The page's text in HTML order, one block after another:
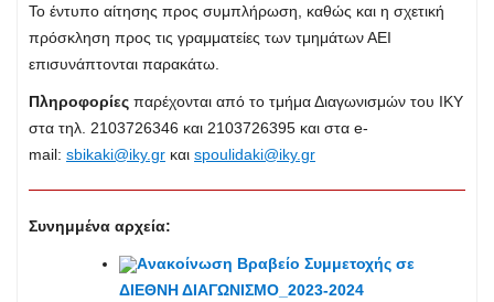
Το έντυπο αίτησης προς συμπλήρωση, καθώς και η σχετική
πρόσκληση προς τις γραμματείες των τμημάτων ΑΕΙ
επισυνάπτονται παρακάτω.
Πληροφορίες παρέχονται από το τμήμα Διαγωνισμών του ΙΚΥ
στα τηλ. 2103726346 και 2103726395 και στα e-
mail: sbikaki@iky.gr και spoulidaki@iky.gr
Συνημμένα αρχεία:
Aνακοίνωση Βραβείο Συμμετοχής σε
ΔΙΕΘΝΗ ΔΙΑΓΩΝΙΣΜΟ_2023-2024